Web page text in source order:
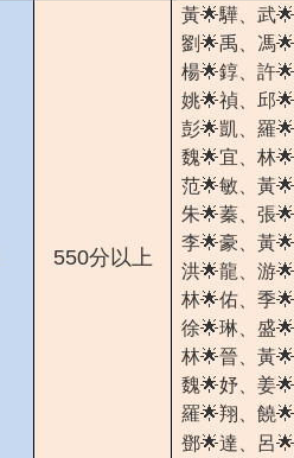
550分以上
黃🌟驊、武
劉🌟禹、馮
楊🌟錞、許
姚🌟禎、邱
彭🌟凱、羅
魏🌟宜、林
范🌟敏、黃
朱🌟蓁、張
李🌟豪、黃
洪🌟龍、游
林🌟佑、季
徐🌟琳、盛
林🌟晉、黃
魏🌟妤、姜
羅🌟翔、饒
鄧🌟達、 呂🌟